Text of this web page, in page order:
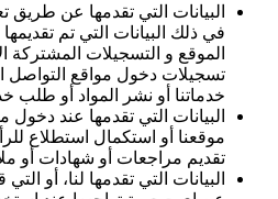
البيانات التي تقدمها عن طريق
في ذلك البيانات التي تم
الموقع و التسجيلات المشتركة
تسجيلات دخول مواقع التواصل
خدماتنا أو نشر المواد أو طلب
البيانات التي تقدمها عند
موقعنا أو استكمال استطلاع
تقديم مراجعات أو شهادات أو
البيانات التي تقدمها لنا، أو